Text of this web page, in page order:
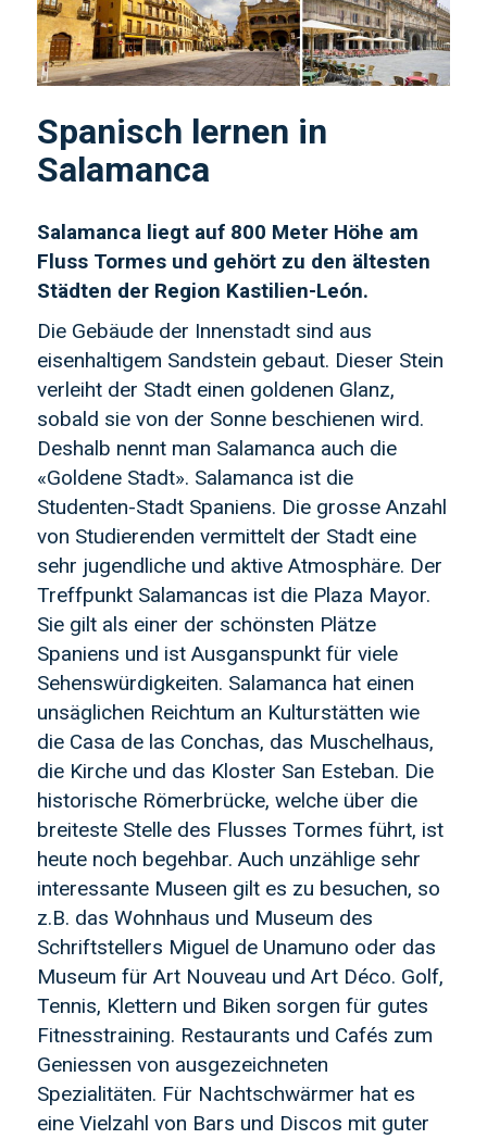
Spanisch lernen in
Salamanca
Salamanca liegt auf 800 Meter Höhe am
Fluss Tormes und gehört zu den ältesten
Städten der Region Kastilien-León.
Die Gebäude der Innenstadt sind aus
eisenhaltigem Sandstein gebaut. Dieser Stein
verleiht der Stadt einen goldenen Glanz,
sobald sie von der Sonne beschienen wird.
Deshalb nennt man Salamanca auch die
«Goldene Stadt». Salamanca ist die
Studenten-Stadt Spaniens. Die grosse Anzahl
von Studierenden vermittelt der Stadt eine
sehr jugendliche und aktive Atmosphäre. Der
Treffpunkt Salamancas ist die Plaza Mayor.
Sie gilt als einer der schönsten Plätze
Spaniens und ist Ausganspunkt für viele
Sehenswürdigkeiten. Salamanca hat einen
unsäglichen Reichtum an Kulturstätten wie
die Casa de las Conchas, das Muschelhaus,
die Kirche und das Kloster San Esteban. Die
historische Römerbrücke, welche über die
breiteste Stelle des Flusses Tormes führt, ist
heute noch begehbar. Auch unzählige sehr
interessante Museen gilt es zu besuchen, so
z.B. das Wohnhaus und Museum des
Schriftstellers Miguel de Unamuno oder das
Museum für Art Nouveau und Art Déco. Golf,
Tennis, Klettern und Biken sorgen für gutes
Fitnesstraining. Restaurants und Cafés zum
Geniessen von ausgezeichneten
Spezialitäten. Für Nachtschwärmer hat es
eine Vielzahl von Bars und Discos mit guter